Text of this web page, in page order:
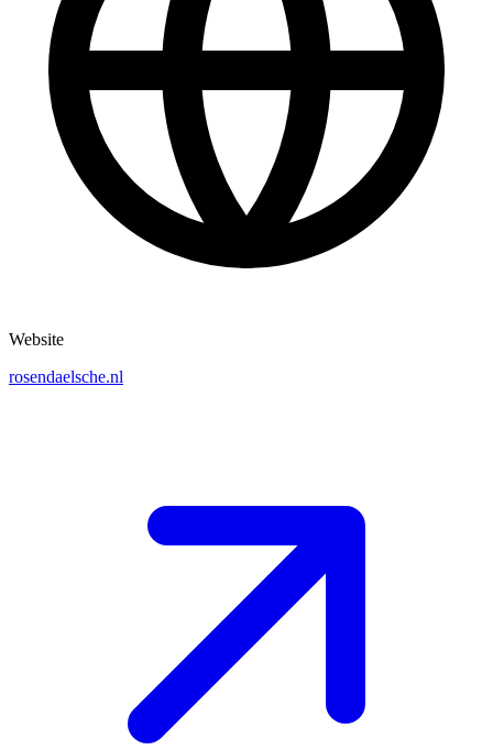
Website
rosendaelsche.nl